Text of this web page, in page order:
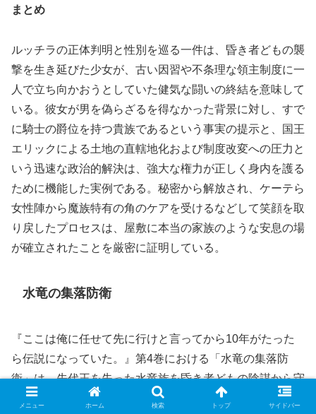
まとめ
ルッチラの正体判明と性別を巡る一件は、昏き者どもの襲
撃を生き延びた少女が、古い因習や不条理な領主制度に一
人で立ち向かおうとしていた健気な闘いの終結を意味して
いる。彼女が男を偽らざるを得なかった背景に対し、すで
に騎士の爵位を持つ貴族であるという事実の提示と、国王
エリックによる土地の直轄地化および制度改変への圧力と
いう迅速な政治的解決は、強大な権力が正しく身内を護る
ために機能した実例である。秘密から解放され、ケーテら
女性陣から魔族特有の角のケアを受けるなどして笑顔を取
り戻したプロセスは、屋敷に本当の家族のような安息の場
が確立されたことを厳密に証明している。
水竜の集落防衛
『ここは俺に任せて先に行けと言ってから10年がたった
ら伝説になっていた。』第4巻における「水竜の集落防
衛」は、先代王を失った水竜族を昏き者どもの陰謀から守
るため、遺跡保護委員会が総力を挙げて防衛体制を構築
メニュー ホーム 検索 トップ サイドバー